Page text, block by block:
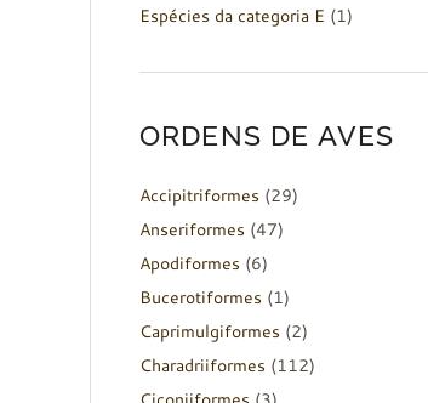
Espécies da categoria E (1)
ORDENS DE AVES
Accipitriformes (29)
Anseriformes (47)
Apodiformes (6)
Bucerotiformes (1)
Caprimulgiformes (2)
Charadriiformes (112)